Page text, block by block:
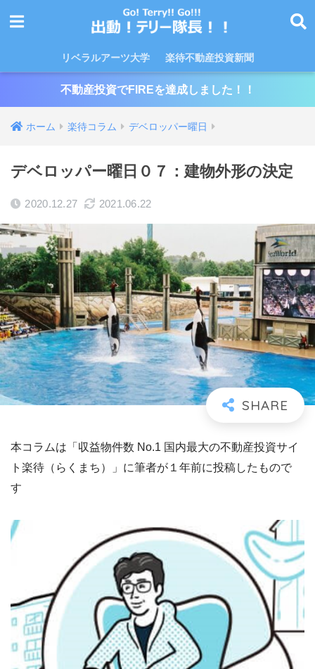
リベラルアーツ大学 楽待不動産投資新聞
不動産投資でFIREを達成しました！！
ホーム 楽待コラム デベロッパー曜日
デベロッパー曜日０７：建物外形の決定
2020.12.27 2021.06.22
本コラムは「収益物件数 No.1 国内最大の不動産投資サイ
ト楽待（らくまち）」に筆者が１年前に投稿したもので
す